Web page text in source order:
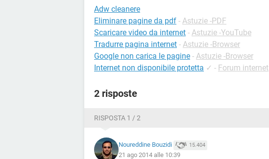
Adw cleanere
Eliminare pagine da pdf - Astuzie -PDF
Scaricare video da internet - Astuzie -YouTube
Tradurre pagina internet - Astuzie -Browser
Google non carica le pagine - Astuzie -Browser
Internet non disponibile protetta ✓ - Forum internet
2 risposte
RISPOSTA 1 / 2
Noureddine Bouzidi 15.404
21 ago 2014 alle 10:39